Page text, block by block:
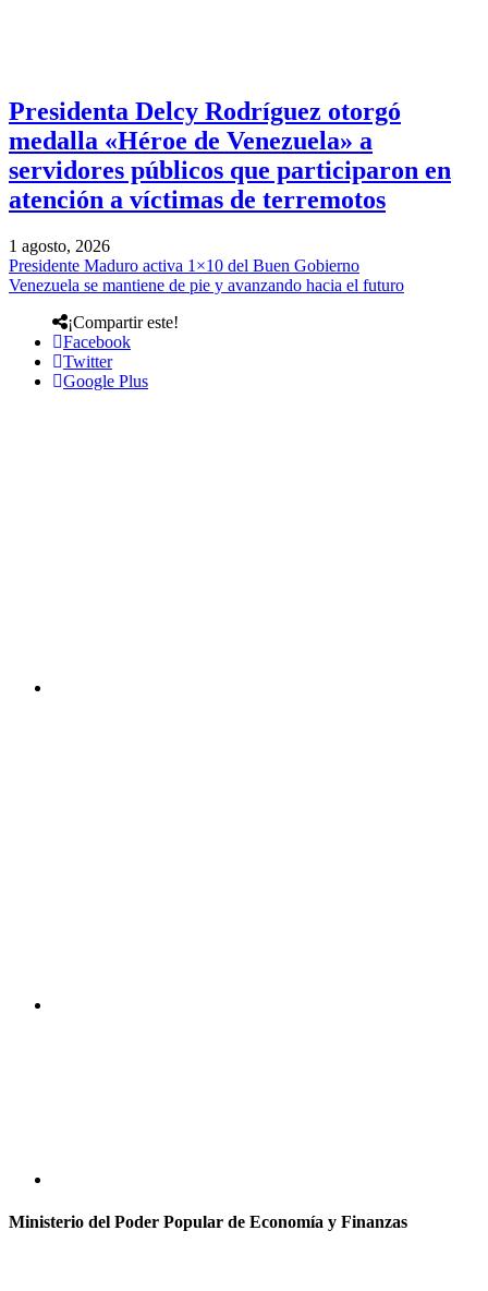
Presidenta Delcy Rodríguez otorgó
medalla «Héroe de Venezuela» a
servidores públicos que participaron en
atención a víctimas de terremotos
1 agosto, 2026
Presidente Maduro activa 1×10 del Buen Gobierno
Venezuela se mantiene de pie y avanzando hacia el futuro
¡Compartir este!
Facebook
Twitter
Google Plus
Ministerio del Poder Popular de Economía y Finanzas